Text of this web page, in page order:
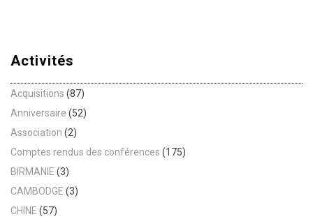
Activités
Acquisitions (87)
Anniversaire (52)
Association (2)
Comptes rendus des conférences (175)
BIRMANIE (3)
CAMBODGE (3)
CHINE (57)